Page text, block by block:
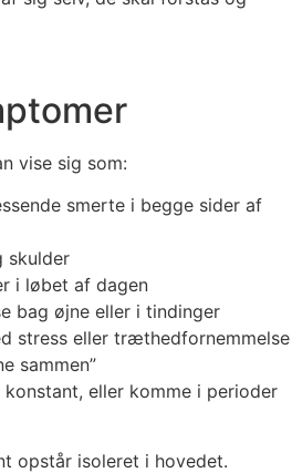
vise sig som:
smerte i begge sider af
skulder
i løbet af dagen
bag øjne eller i tindinger
stress eller træthedfornemmelse
sammen”
eller komme i perioder
opstår isoleret i hovedet.